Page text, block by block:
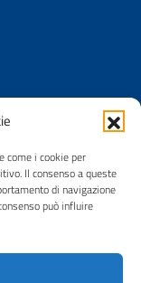
come i cookie per
Il consenso a queste
di navigazione
può influire
| Realizzato da